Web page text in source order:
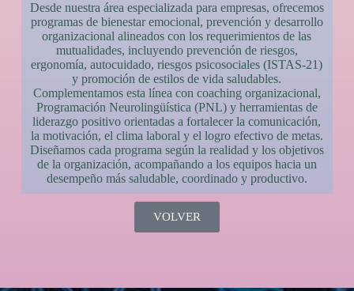
Desde nuestra área especializada para empresas, ofrecemos
programas de bienestar emocional, prevención y desarrollo
organizacional alineados con los requerimientos de las
mutualidades, incluyendo prevención de riesgos,
ergonomía, autocuidado, riesgos psicosociales (ISTAS-21)
y promoción de estilos de vida saludables.
Complementamos esta línea con coaching organizacional,
Programación Neurolingüística (PNL) y herramientas de
liderazgo positivo orientadas a fortalecer la comunicación,
la motivación, el clima laboral y el logro efectivo de metas.
Diseñamos cada programa según la realidad y los objetivos
de la organización, acompañando a los equipos hacia un
desempeño más saludable, coordinado y productivo.
VOLVER